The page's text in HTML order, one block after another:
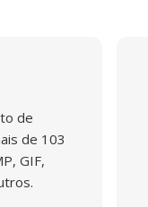
de
de 103
GIF,